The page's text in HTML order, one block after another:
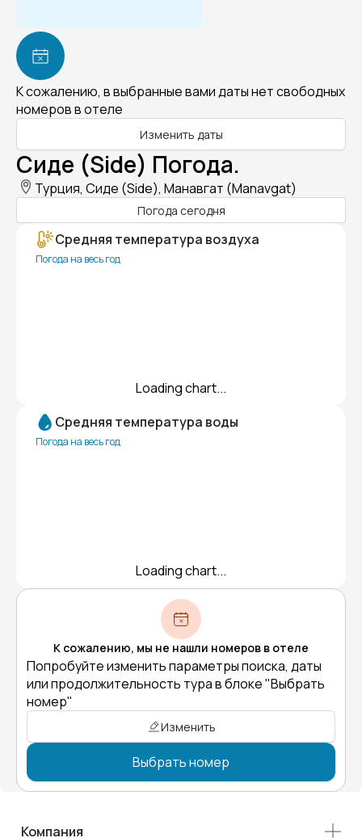
К сожалению, в выбранные вами даты нет свободных
номеров в отеле
Изменить даты
Сиде (Side) Погода.
Турция, Сиде (Side), Манавгат (Manavgat)
Погода сегодня
Средняя температура воздуха
Погода на весь год
Loading chart...
Средняя температура воды
Погода на весь год
Loading chart...
К сожалению, мы не нашли номеров в отеле
Попробуйте изменить параметры поиска, даты
или продолжительность тура в блоке "Выбрать
номер"
Изменить
Выбрать номер
Компания